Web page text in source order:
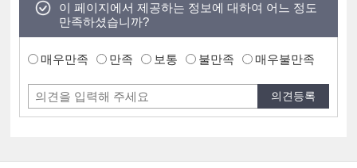
이 페이지에서 제공하는 정보에 대하여 어느 정도
만족하셨습니까?
매우만족 만족 보통 불만족 매우불만족